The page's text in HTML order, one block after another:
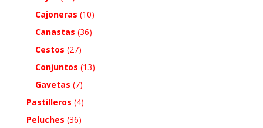
Cajoneras (10)
Canastas (36)
Cestos (27)
Conjuntos (13)
Gavetas (7)
Pastilleros (4)
Peluches (36)